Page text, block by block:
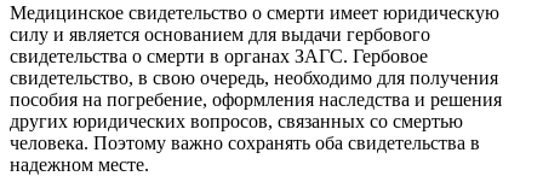
Медицинское свидетельство о смерти имеет юридическую
силу и является основанием для выдачи гербового
свидетельства о смерти в органах ЗАГС. Гербовое
свидетельство, в свою очередь, необходимо для получения
пособия на погребение, оформления наследства и решения
других юридических вопросов, связанных со смертью
человека. Поэтому важно сохранять оба свидетельства в
надежном месте.